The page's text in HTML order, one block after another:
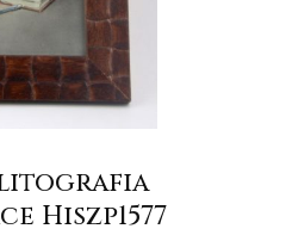
litografia
Hiszp1577